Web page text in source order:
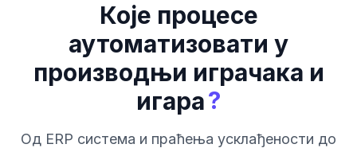
Које процесе
аутоматизовати у
производњи играчака и
игара?
Од ERP система и праћења усклађености до